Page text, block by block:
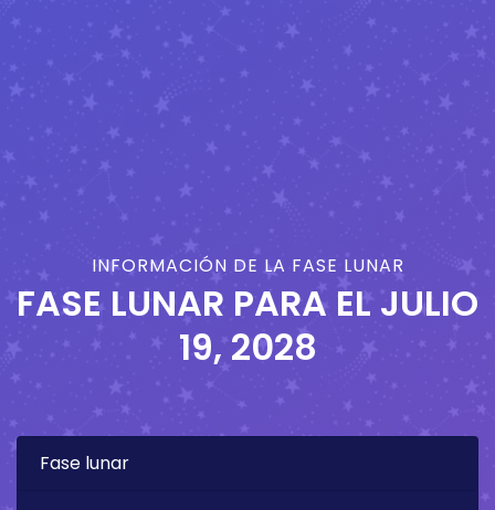
INFORMACIÓN DE LA FASE LUNAR
FASE LUNAR PARA EL JULIO
19, 2028
Fase lunar